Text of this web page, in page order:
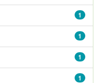
1
1
1
1